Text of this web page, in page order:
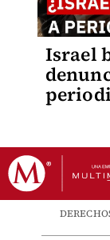
Israel